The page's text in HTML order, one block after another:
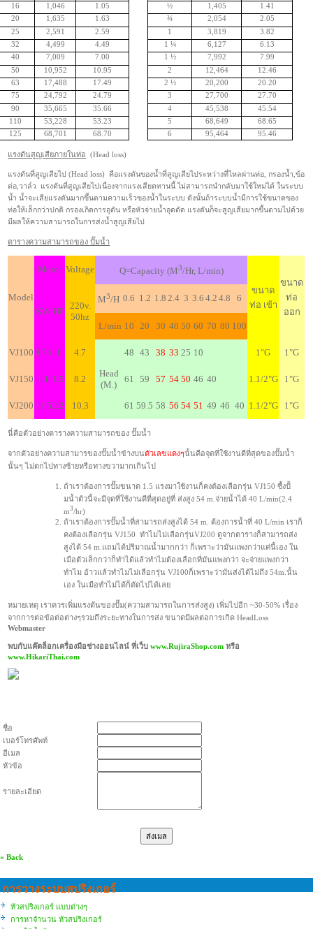
16
1,046 1.05 ½ 1,405
1.41
20
1,635 1.63 ¾ 2,054
2.05
25
2,591 2.59 1 3,819
3.82
32
4,499 4.49 1 ¼ 6,127
6.13
40
7,009 7.00 1 ½ 7,992
7.99
50
10,952 10.95 2 12,464
12.46
63
17,488 17.49 2 ½ 20,200
20.20
75
24,792 24.79 3 27,700
27.70
90
35,665 35.66 4 45,538
45.54
110
53,228 53.23 5 68,649
68.65
125
68,701 68.70 6 95,464 95.46
แรงดันสูญเสียภายในท่อ (Head loss)
แรงดันที่สูญเสียไป (Head loss)
คือแรงดันของน้ำที่สูญเสียไประหว่างที่ไหลผ่านท่อ, กรองน้ำ,ข้อ
ต่อ,วาล์ว
แรงดันที่สูญเสียไปเนื่องจากแรงเสียดทานนี้ ไม่สามารถนำกลับมาใช้ใหม่ได้ ในระบบ
น้ำ น้ำจะเสียแรงดันมากขึ้นตามความเร็วของน้ำในระบบ ดังนั้นถ้าระบบน้ำมีการใช้ขนาดของ
ท่อให้เล็กกว่าปกติ กรองเกิดการอุตัน หรือหัวจ่ายน้ำอุดตัด แรงดันก็จะสูญเสียมากขึ้นตามไปด้วย
มีผลให้ความสามารถในการส่งน้ำสูญเสียไป
ตารางความสามารถของ ปั๊มน้ำ
Model
Motor Voltage Q=Capacity (M3/Hr, L/min)
ขนาด
ท่อ เข้า
ขนาด
ท่อ
ออก
KW HP
220v.
50hz
M3/H 0.6 1.2 1.8 2.4 3 3.6 4.2 4.8 6
L/min 10 20 30 40 50 60 70 80 100
VJ100 0.74 1
4.7
Head
(M.)
48 43 38 33 25 10 1"G 1"G
VJ150 1.1 1.5 8.2 61 59 57 54 50 46 40 1.1/2"G 1"G
VJ200 1.652.2 10.3 61 59.5 58 56 54 51 49 46 40 1.1/2"G 1"G
นี่คือตัวอย่างตารางความสามารถของ ปั๊มน้ำ
จากตัวอย่างความสามารของปั๊มน้ำข้างบนตัวเลขแดงๆนั้นคือจุดที่ใช้งานดีที่สุดของปั๊มน้ำ
นั้นๆ ไม่ตกไปทางซ้ายหรือทางขวามากเกินไป
ถ้าเราต้องการปั๊มขนาด 1.5 แรงมาใช้งานก็คงต้องเลือกรุ่น VJ150 ซื้งปั้
มน้ำตัวนี้จะมีจุดที่ใช้งานดีที่สุดอยู่ที่ ส่งสูง 54 m.จ่ายน้ำได้ 40 L/min(2.4
m3/hr)
ถ้าเราต้องการปั๊มน้ำที่สามารถส่งสูงได้ 54 m. ต้องการน้ำที่ 40 L/min เราก็
คงต้องเลือกรุ่น VJ150 ทำไมไม่เลือกรุ่นVJ200 ดูจากตารางก็สามารถส่ง
สูงได้ 54 m.แถมได้ปริมาณน้ำมากกว่า ก็เพราะว่ามันแพงกว่าแค่นี้เอง ใน
เมือตัวเล็กกว่าก็ทำได้แล้วทำไมต้องเลือกที่มันแพงกว่า จะจ่ายแพงกว่า
ทำไม อ้าวแล้วทำไมไม่เลือกรุ่น VJ100ก็เพราะว่ามันส่งได้ไม่ถึง 54m.นั้น
เอง ในเมือทำไม่ได้ก็ตัดไปได้เลย
หมายเหตุ เราควรเพิ่มแรงดันของปั๊ม(ความสามารถในการส่งสูง) เพิ่มไปอีก ~30-50% เรื่อง
จากการต่อข้อต่อต่างๆรวมถึงระยะทางในการส่ง ขนาดมีผลต่อการเกิด HeadLoss
Webmaster
พบกับแค๊ตล็อกเครื่องมือช่างออนไลน์ ที่เว็บwww.RujiraShop.com หรือ
www.HikariThai.com
ชื่อ
เบอร์โทรศัพท์
อีเมล
หัวข้อ
รายละเอียด
« Back
การวางระบบสปริงเกอร์
หัวสปริงเกอร์ แบบต่างๆ
การหาจำนวน หัวสปริงเกอร์